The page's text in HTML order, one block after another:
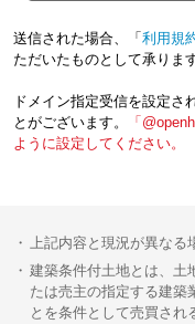
送信された場合、「利用規
ただいたものとして承ります
ドメイン指定受信を設定さ
とがございます。
「
ように設定してください。
上記内容と現況が異なる
建築条件付土地とは、土
たは売主の指定する建築
とを条件として売買され